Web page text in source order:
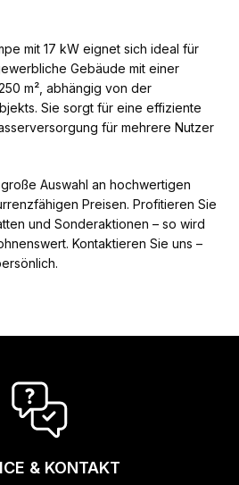
mit 17 kW eignet sich ideal für
Gebäude mit einer
m², abhängig von der
Sie sorgt für eine effiziente
für mehrere Nutzer
Auswahl an hochwertigen
Preisen. Profitieren Sie
und Sonderaktionen – so wird
Kontaktieren Sie uns –
& KONTAKT